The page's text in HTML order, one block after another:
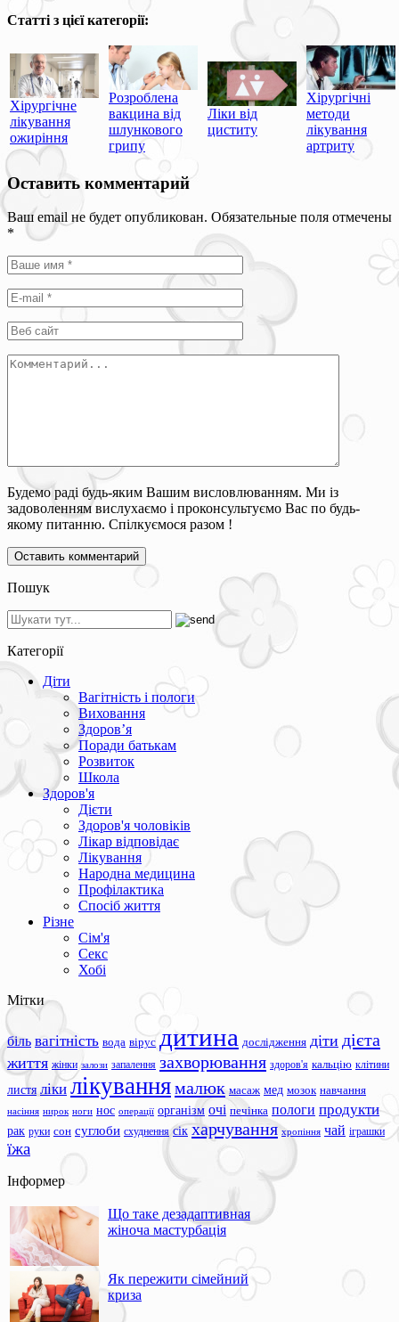
Статті з цієї категорії:
Хірургічне
лікування
ожиріння
Розроблена
вакцина від
шлункового
грипу
Ліки від
циститу
Хірургічні
методи
лікування
артриту
Оставить комментарий
Ваш email не будет опубликован. Обязательные поля отмечены
*
Будемо раді будь-яким Вашим висловлюванням. Ми із
задоволенням вислухаємо і проконсультуємо Вас по будь-
якому питанню. Спілкуємося разом !
Пошук
Категорії
Діти
Вагітність і пологи
Виховання
Здоров’я
Поради батькам
Розвиток
Школа
Здоров'я
Дієти
Здоров'я чоловіків
Лікар відповідає
Лікування
Народна медицина
Профілактика
Спосіб життя
Різне
Сім'я
Секс
Хобі
Мітки
біль вагітність вода вірус дитина дослідження діти дієта
життя жінки залози запалення захворювання здоров'я кальцію клітини
листя ліки лікуваннямалюк масаж мед мозок навчання
насіння нирок ноги нос операції організм очі печінка пологи продукти
рак руки сон суглоби схуднення сік харчування хропіння чай іграшки
їжа
Інформер
Що таке дезадаптивная
жіноча мастурбація
Як пережити сімейний
криза